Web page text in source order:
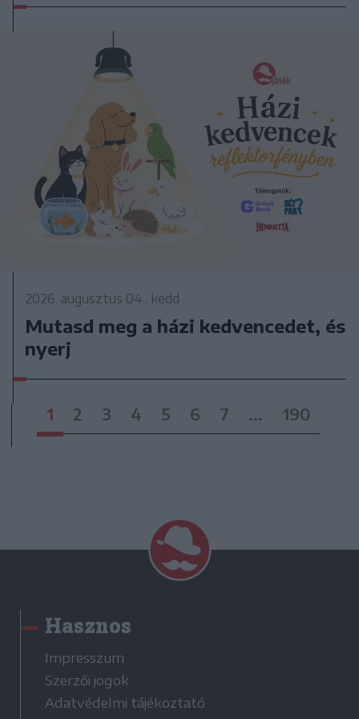
2026. augusztus 04., kedd
Mutasd meg a házi kedvencedet, és
nyerj
1 2 3 4 5 6 7 ... 190
Hasznos
Impresszum
Szerzői jogok
Adatvédelmi tájékoztató